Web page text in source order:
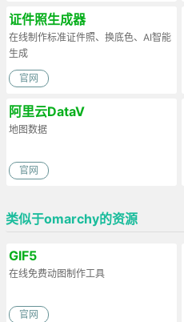
证件照生成器
在线制作标准证件照、换底色、AI智能
生成
官网
阿里云DataV
地图数据
官网
类似于omarchy的资源
GIF5
在线免费动图制作工具
官网